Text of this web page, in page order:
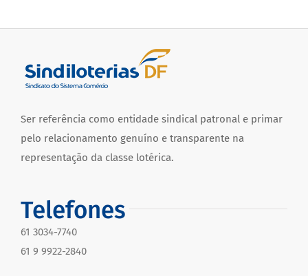
Ser referência como entidade sindical patronal e primar
pelo relacionamento genuíno e transparente na
representação da classe lotérica.
Telefones
61 3034-7740
61 9 9922-2840